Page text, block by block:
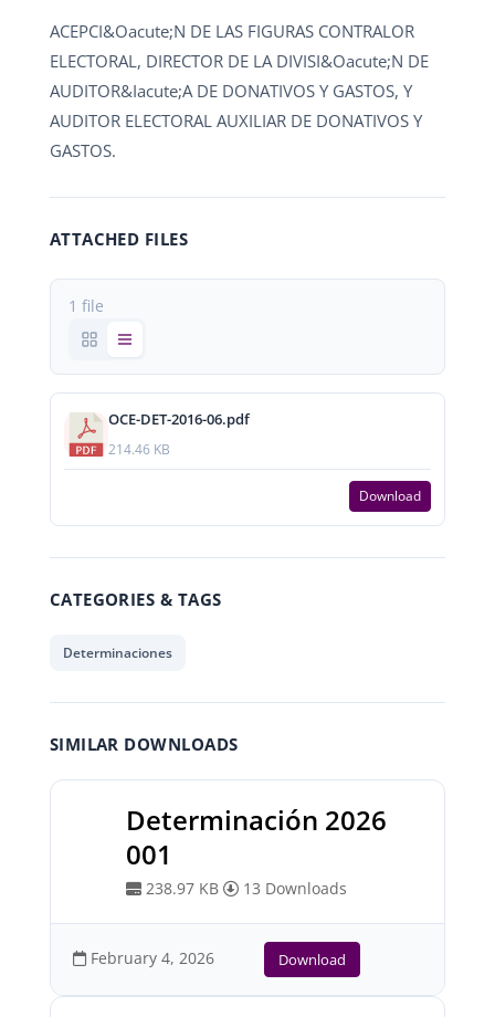
ACEPCI&Oacute;N DE LAS FIGURAS CONTRALOR
ELECTORAL, DIRECTOR DE LA DIVISI&Oacute;N DE
AUDITOR&Iacute;A DE DONATIVOS Y GASTOS, Y
AUDITOR ELECTORAL AUXILIAR DE DONATIVOS Y
GASTOS.
ATTACHED FILES
1 file
OCE-DET-2016-06.pdf
214.46 KB
Download
CATEGORIES & TAGS
Determinaciones
SIMILAR DOWNLOADS
Determinación 2026
001
238.97 KB 13 Downloads
February 4, 2026 Download